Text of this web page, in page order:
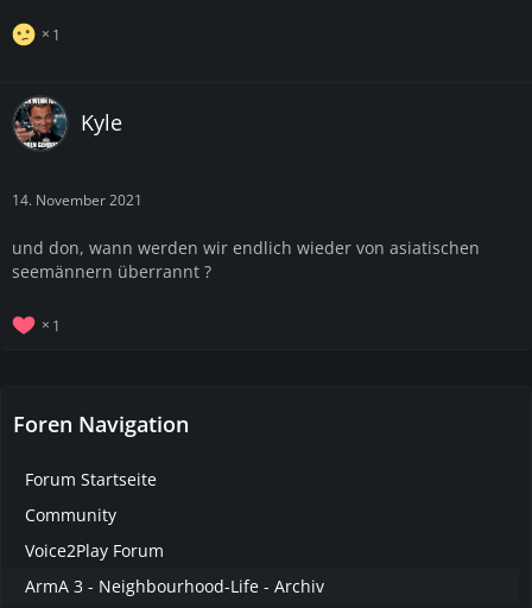
1
Kyle
14. November 2021
und don, wann werden wir endlich wieder von asiatischen
seemännern überrannt ?
1
Foren Navigation
Forum Startseite
Community
Voice2Play Forum
ArmA 3 - Neighbourhood-Life - Archiv